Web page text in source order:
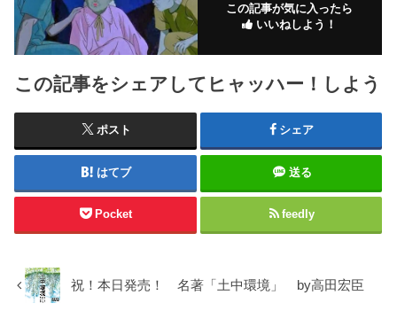
この記事が気に入ったら
いいねしよう！
この記事をシェアしてヒャッハー！しよう
ポスト シェア
はてブ 送る
Pocket feedly
祝！本日発売！ 名著「土中環境」 by高田宏臣